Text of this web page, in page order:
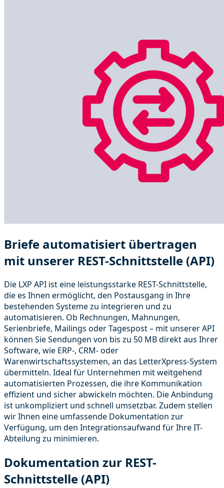
Briefe automatisiert übertragen
mit unserer REST-Schnittstelle (API)
Die LXP API ist eine leistungsstarke REST-Schnittstelle,
die es Ihnen ermöglicht, den Postausgang in Ihre
bestehenden Systeme zu integrieren und zu
automatisieren. Ob Rechnungen, Mahnungen,
Serienbriefe, Mailings oder Tagespost – mit unserer API
können Sie Sendungen von bis zu 50 MB direkt aus Ihrer
Software, wie ERP-, CRM- oder
Warenwirtschaftssystemen, an das LetterXpress-System
übermitteln. Ideal für Unternehmen mit weitgehend
automatisierten Prozessen, die ihre Kommunikation
effizient und sicher abwickeln möchten. Die Anbindung
ist unkompliziert und schnell umsetzbar. Zudem stellen
wir Ihnen eine umfassende Dokumentation zur
Verfügung, um den Integrationsaufwand für Ihre IT-
Abteilung zu minimieren.
Dokumentation zur REST-
Schnittstelle (API)